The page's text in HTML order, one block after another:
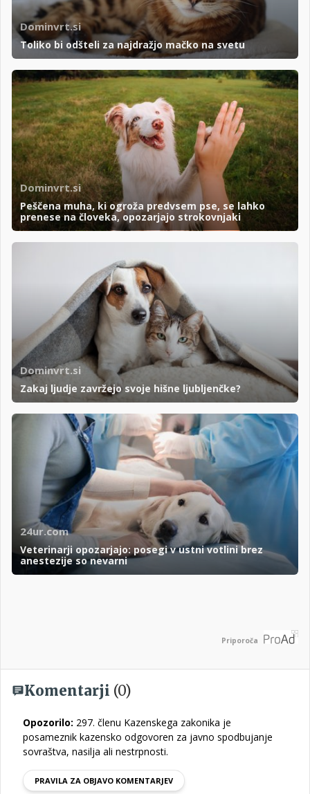
Dominvrt.si
Toliko bi odšteli za najdražjo mačko na svetu
Dominvrt.si
Peščena muha, ki ogroža predvsem pse, se lahko
prenese na človeka, opozarjajo strokovnjaki
Dominvrt.si
Zakaj ljudje zavržejo svoje hišne ljubljenčke?
24ur.com
Veterinarji opozarjajo: posegi v ustni votlini brez
anestezije so nevarni
Priporoča
Komentarji (0)
Opozorilo: 297. členu Kazenskega zakonika je
posameznik kazensko odgovoren za javno spodbujanje
sovraštva, nasilja ali nestrpnosti.
PRAVILA ZA OBJAVO KOMENTARJEV